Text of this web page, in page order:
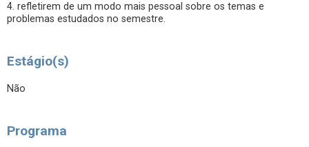
4. refletirem de um modo mais pessoal sobre os temas e
problemas estudados no semestre.
Estágio(s)
Não
Programa